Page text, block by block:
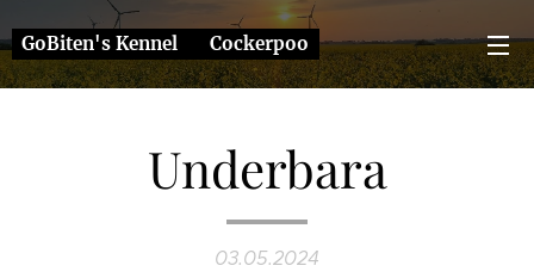
GoBiten's Kennel ❤️ Cockerpoo
Underbara
03.05.2024